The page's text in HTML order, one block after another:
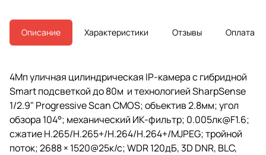
Описание Характеристики Отзывы Оплата
4Мп уличная цилиндрическая IP-камера с гибридной
Smart подсветкой до 80м и технологией SharpSense
1/2.9" Progressive Scan CMOS; объектив 2.8мм; угол
обзора 104°; механический ИК-фильтр; 0.005лк@F1.6;
сжатие H.265/H.265+/H.264/H.264+/MJPEG; тройной
поток; 2688 × 1520@25к/с; WDR 120дБ, 3D DNR, BLC,